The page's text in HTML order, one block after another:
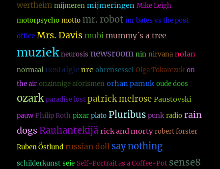
wertheim mijmeren mijmeringen Mike Leigh
motorpsycho motto mr. robot mr bates vs the post
office Mrs. Davis mubi mummy´s a tree
muziek neurosis newsroom nin nirvana nolan
normaal nostalgie nrc ohrensessel Olga Tokarczuk on
the air onzinnige aforismen orhan pamuk oude doos
ozark paradise lost patrick melrose Paustovski
pauw Philip Roth pixar plato Pluribus punk radio rain
dogs Rauhantekijä rick and morty robert forster
Ruben Östlund russian doll say nothing
schilderkunst seie Self-Portrait as a Coffee-Pot sense8